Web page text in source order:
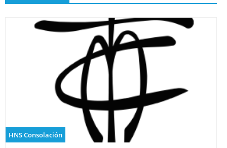
HNS Consolación